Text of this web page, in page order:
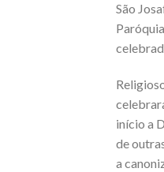
São
início a
de
a